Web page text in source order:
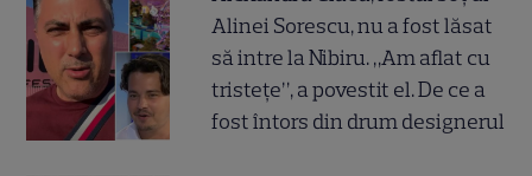
Alinei Sorescu, nu a fost lăsat
să intre la Nibiru. „Am aflat cu
tristețe”, a povestit el. De ce a
fost întors din drum designerul